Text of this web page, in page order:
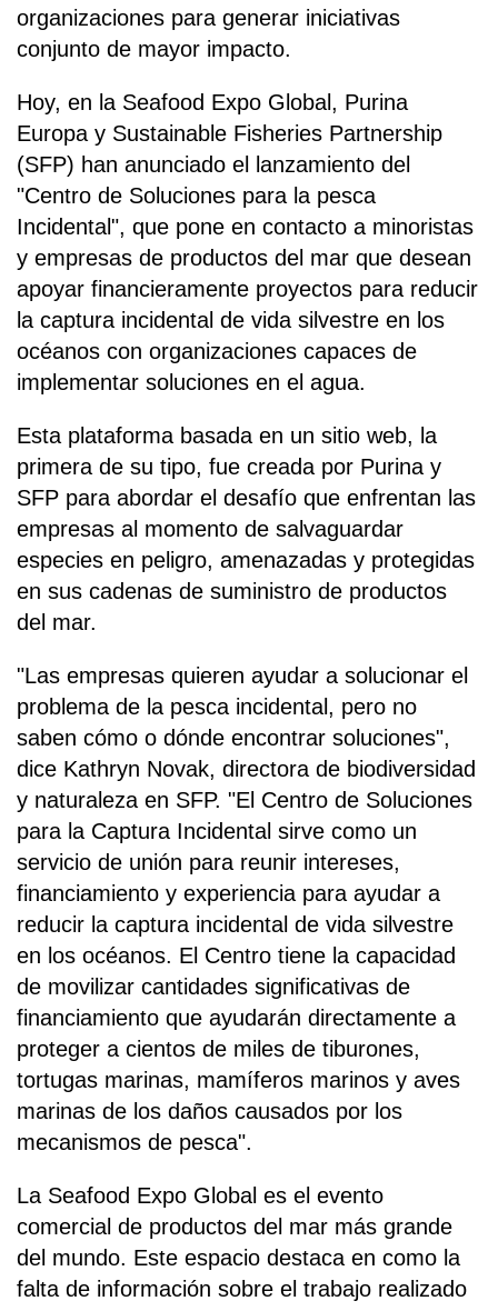
organizaciones para generar iniciativas
conjunto de mayor impacto.
Hoy, en la Seafood Expo Global, Purina
Europa y Sustainable Fisheries Partnership
(SFP) han anunciado el lanzamiento del
"Centro de Soluciones para la pesca
Incidental", que pone en contacto a minoristas
y empresas de productos del mar que desean
apoyar financieramente proyectos para reducir
la captura incidental de vida silvestre en los
océanos con organizaciones capaces de
implementar soluciones en el agua.
Esta plataforma basada en un sitio web, la
primera de su tipo, fue creada por Purina y
SFP para abordar el desafío que enfrentan las
empresas al momento de salvaguardar
especies en peligro, amenazadas y protegidas
en sus cadenas de suministro de productos
del mar.
"Las empresas quieren ayudar a solucionar el
problema de la pesca incidental, pero no
saben cómo o dónde encontrar soluciones",
dice Kathryn Novak, directora de biodiversidad
y naturaleza en SFP. "El Centro de Soluciones
para la Captura Incidental sirve como un
servicio de unión para reunir intereses,
financiamiento y experiencia para ayudar a
reducir la captura incidental de vida silvestre
en los océanos. El Centro tiene la capacidad
de movilizar cantidades significativas de
financiamiento que ayudarán directamente a
proteger a cientos de miles de tiburones,
tortugas marinas, mamíferos marinos y aves
marinas de los daños causados por los
mecanismos de pesca".
La Seafood Expo Global es el evento
comercial de productos del mar más grande
del mundo. Este espacio destaca en como la
falta de información sobre el trabajo realizado